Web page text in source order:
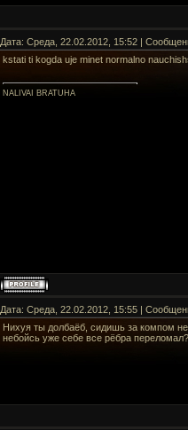
Дата: Среда, 22.02.2012, 15:52 |
kstati ti kogda uje minet normalno
NALIVAI BRATUHA
Дата: Среда, 22.02.2012, 15:55 |
Нихуя ты долбаёб, сидишь за компом
небойсь уже себе все рёбра переломал?